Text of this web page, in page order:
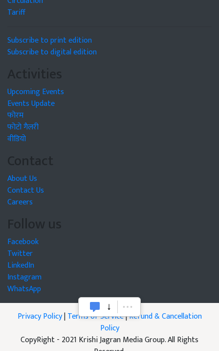
Tariff
Subscribe to print edition
Subscribe to digital edition
Activities
Upcoming Events
Events Update
फोरम
फोटो गैलरी
वीडियो
Contact
About Us
Contact Us
Careers
Follow us
Facebook
Twitter
LinkedIn
Instagram
WhatsApp
Privacy Policy|Terms of Service|Refund & Cancellation
Policy
CopyRight - 2021 Krishi Jagran Media Group. All Rights